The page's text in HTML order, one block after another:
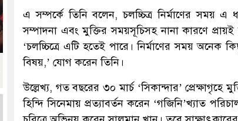
এ সম্পর্কে তিনি বলেন, চলচ্চিত্র নির্মাণের সময় এ
সম্পাদনা এবং মুক্তির সময়সূচিসহ নানা কারণে প্রায়ই
‘চলচ্চিত্রে এটি হতেই পারে। নির্মাণের সময়
বিষয়,’ যোগ করেন তিনি।
উল্লেখ্য, গত বছরের ৩০ মার্চ ‘সিকান্দার’
হিন্দি সিনেমায় প্রত্যাবর্তন করেন ‘গজিনি’খ্যাত